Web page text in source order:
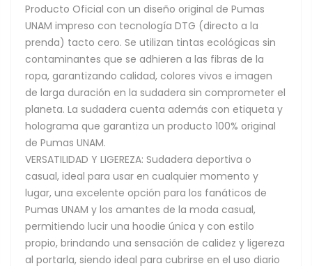
Producto Oficial con un diseño original de Pumas
UNAM impreso con tecnología DTG (directo a la
prenda) tacto cero. Se utilizan tintas ecológicas sin
contaminantes que se adhieren a las fibras de la
ropa, garantizando calidad, colores vivos e imagen
de larga duración en la sudadera sin comprometer el
planeta. La sudadera cuenta además con etiqueta y
holograma que garantiza un producto 100% original
de Pumas UNAM.
VERSATILIDAD Y LIGEREZA: Sudadera deportiva o
casual, ideal para usar en cualquier momento y
lugar, una excelente opción para los fanáticos de
Pumas UNAM y los amantes de la moda casual,
permitiendo lucir una hoodie única y con estilo
propio, brindando una sensación de calidez y ligereza
al portarla, siendo ideal para cubrirse en el uso diario